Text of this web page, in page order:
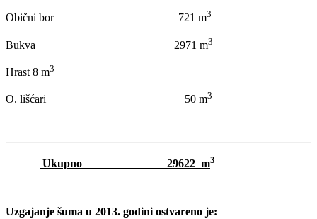
Obični bor 721 m3
Bukva 2971 m3
Hrast 8 m3
O. lišćari 50 m3
Ukupno 29622 m3
Uzgajanje šuma u 2013. godini ostvareno je: